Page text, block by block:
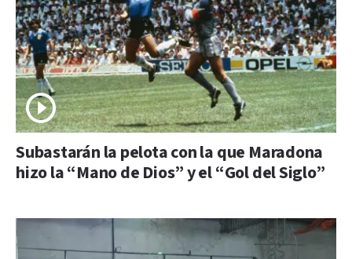
Subastarán la pelota con la que Maradona
hizo la “Mano de Dios” y el “Gol del Siglo”